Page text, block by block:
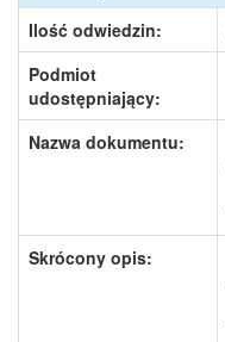
Ilość odwiedzin:
Podmiot
udostępniający:
Nazwa dokumentu:
Skrócony opis: